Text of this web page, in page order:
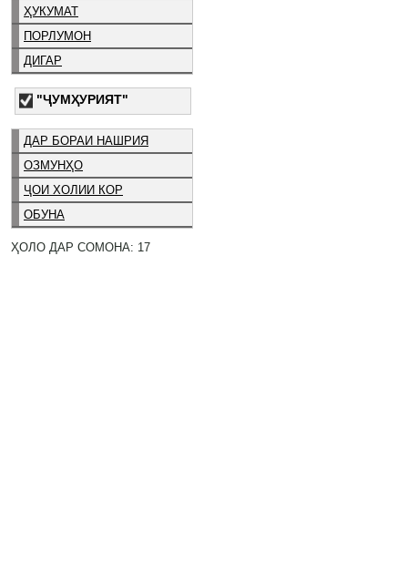
ҲУКУМАТ
ПОРЛУМОН
ДИГАР
"ҶУМҲУРИЯТ"
ДАР БОРАИ НАШРИЯ
ОЗМУНҲО
ҶОИ ХОЛИИ КОР
ОБУНА
ҲОЛО ДАР СОМОНА: 17